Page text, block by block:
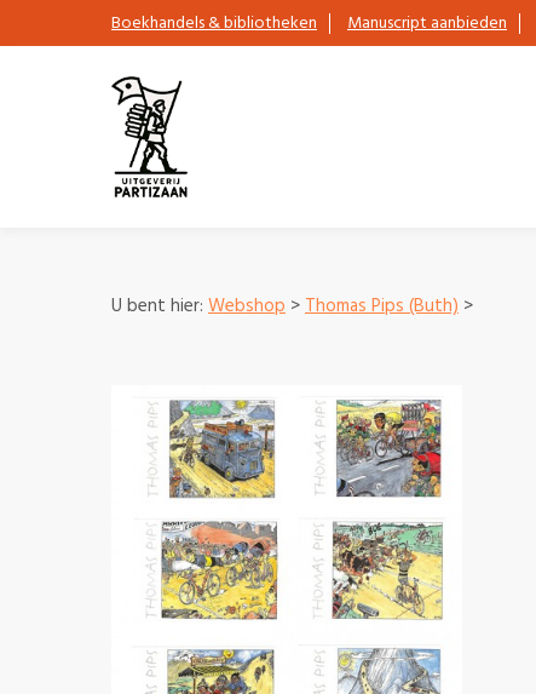
Boekhandels & bibliotheken Manuscript aanbieden
U bent hier: Webshop >Thomas Pips (Buth) >